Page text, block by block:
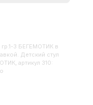
гр.1-3 БЕГЕМОТИКв
Детский стул
артикул 310: